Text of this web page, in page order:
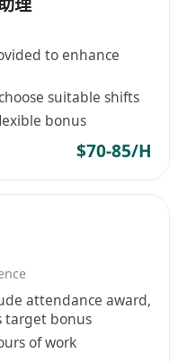
业绩进度、复盘销售
转化方案，保障门店
企业及圈层合作资
员。结合专业康养知
通过常态化回访、私
客复购与转介绍裂
控
式养生、高端保健品
户康养需求。熟练掌
交逻辑，以专业服务
to enhance
suitable shifts
bonus
$70-85/H
attendance award,
target bonus
of work